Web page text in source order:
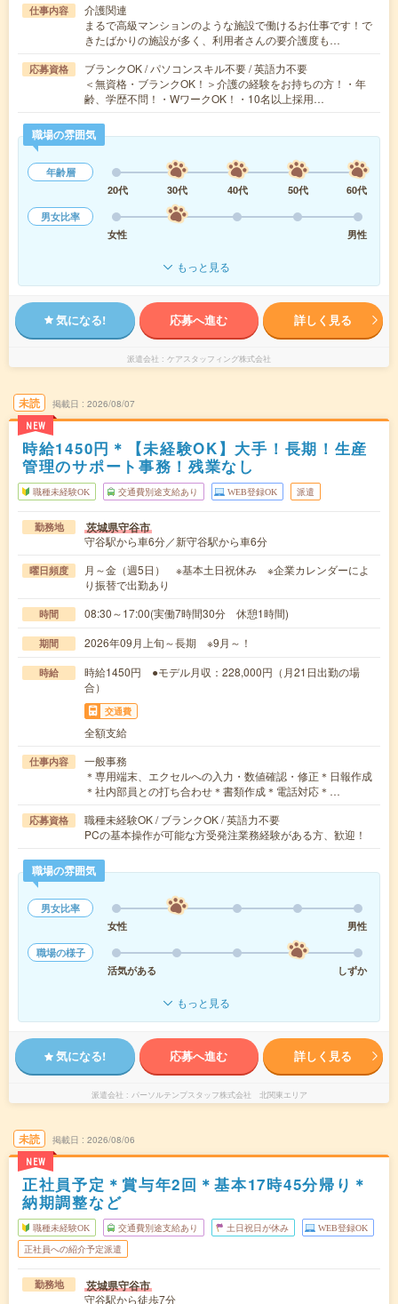
仕事内容
介護関連
まるで高級マンションのような施設で働けるお仕事です！で
きたばかりの施設が多く、利用者さんの要介護度も…
応募資格
ブランクOK / パソコンスキル不要 / 英語力不要
＜無資格・ブランクOK！＞介護の経験をお持ちの方！・年
齢、学歴不問！・WワークOK！・10名以上採用…
職場の雰囲気
年齢層
20代
30代 40代 50代
60代
男女比率
女性
男性
もっと見る
気になる! 応募へ進む 詳しく見る
派遣会社 ケアスタッフィング株式会社
未読
NEW
掲載日 2026/08/07
時給1450円＊【未経験OK】大手！長期！生産
管理のサポート事務！残業なし
職種未経験OK 交通費別途支給あり WEB登録OK 派遣
勤務地 茨城県守谷市
守谷駅から車6分／新守谷駅から車6分
曜日頻度
月～金（週5日） ※基本土日祝休み ※企業カレンダーによ
り振替で出勤あり
時間 08:30～17:00(実働7時間30分 休憩1時間)
期間 2026年09月上旬～長期 ※9月～！
時給
時給1450円 ●モデル月収：228,000円（月21日出勤の場
合）
交通費
全額支給
仕事内容
一般事務
＊専用端末、エクセルへの入力・数値確認・修正＊日報作成
＊社内部員との打ち合わせ＊書類作成＊電話対応＊…
応募資格
職種未経験OK / ブランクOK / 英語力不要
PCの基本操作が可能な方受発注業務経験がある方、歓迎！
職場の雰囲気
男女比率
女性
男性
職場の様子
活気がある
しずか
もっと見る
気になる! 応募へ進む 詳しく見る
派遣会社 パーソルテンプスタッフ株式会社 北関東エリア
未読
NEW
掲載日 2026/08/06
正社員予定＊賞与年2回＊基本17時45分帰り＊
納期調整など
職種未経験OK 交通費別途支給あり 土日祝日が休み WEB登録OK
正社員への紹介予定派遣
勤務地 茨城県守谷市
守谷駅から徒歩7分